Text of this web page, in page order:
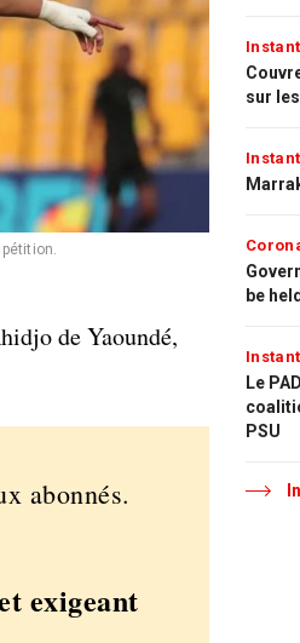
de Yaoundé,
abonnés.
exigeant
sur
be
Le
PSU